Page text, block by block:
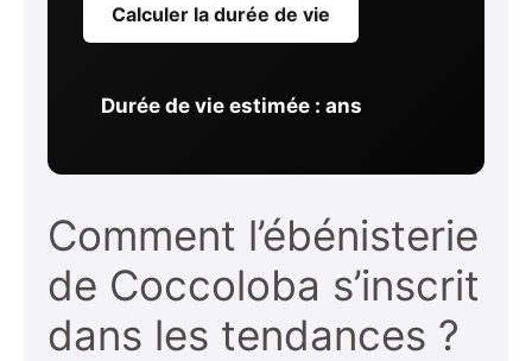
Calculer la durée de vie
Durée de vie estimée : ans
Comment l’ébénisterie
de Coccoloba s’inscrit
dans les tendances ?